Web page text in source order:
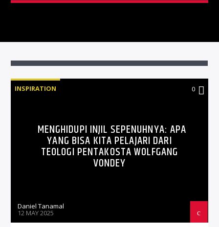
INSPIRATION 0
MENGHIDUPI INJIL SEPENUHNYA: APA
YANG BISA KITA PELAJARI DARI
TEOLOGI PENTAKOSTA WOLFGANG
VONDEY
Daniel Tanamal
12 MAY 2025